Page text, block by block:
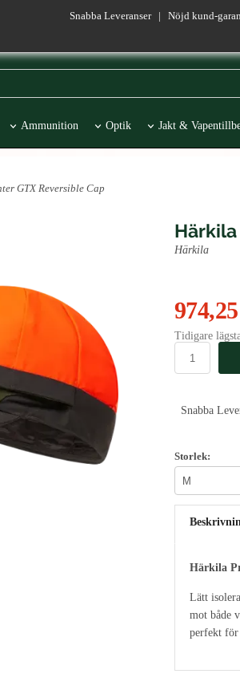
Snabba Leveranser | Nöjd kund-
Ammunition Optik Jakt &
GTX Reversible Cap
Härkila
Tidigare
Snabba
Storlek:
Härkila
Lätt
mot både
perfekt